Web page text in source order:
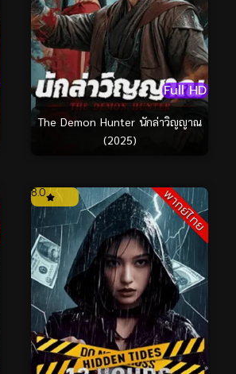
Full HD
The Demon Hunter นักล่าวิญญาณ
(2025)
พากย์ไทย
8.0